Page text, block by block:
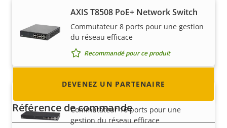
AXIS T8508 PoE+ Network Switch
Commutateur 8 ports pour une gestion
du réseau efficace
Recommandé pour ce produit
Commutateur 16 ports pour une
gestion du réseau efficace
intégrateur système ou un installateur ? Nous
les pays du monde. Découvrez comment en
DEVENEZ UN PARTENAIRE
Référence de commande